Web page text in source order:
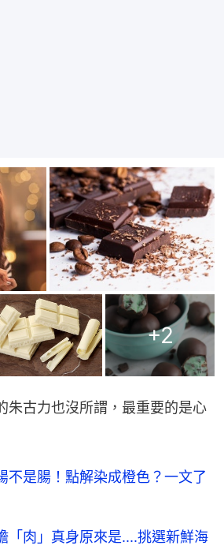
+2
朱古力也沒所謂，最重要的是心
不是腸！點解染成橙色？一文了
「肉」真身原來是....挑選新鮮海